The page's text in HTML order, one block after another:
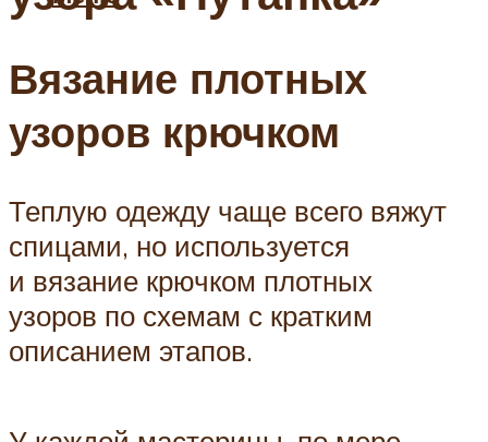
Вязание плотных
узоров крючком
Теплую одежду чаще всего вяжут
спицами, но используется
и вязание крючком плотных
узоров по схемам с кратким
описанием этапов.